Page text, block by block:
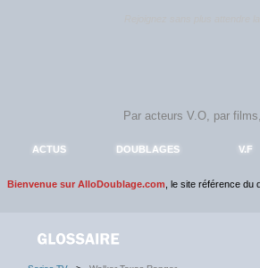
ACTUS DOUBLAGES V.F
Bienvenue sur AlloDoublage.com , le site référence du